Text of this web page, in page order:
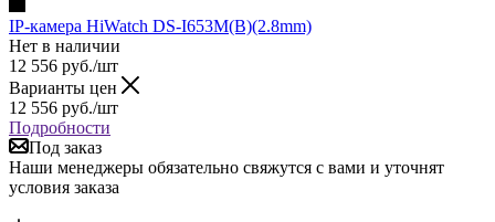
IP-камера HiWatch DS-I653M(B)(2.8mm)
Нет в наличии
12 556 руб./шт
Варианты цен
12 556 руб./шт
Подробности
Под заказ
Наши менеджеры обязательно свяжутся с вами и уточнят
условия заказа